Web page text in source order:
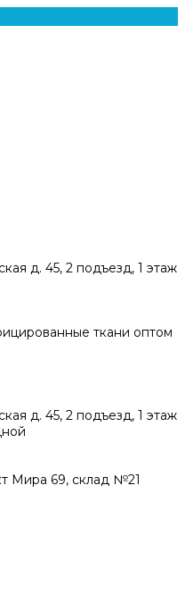
д. 45, 2 подъезд, 1 этаж
ткани оптом
д. 45, 2 подъезд, 1 этаж
Мира 69, склад №21